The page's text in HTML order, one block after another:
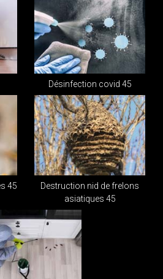
Désinfection covid 45
45
Destruction nid de frelons
asiatiques 45